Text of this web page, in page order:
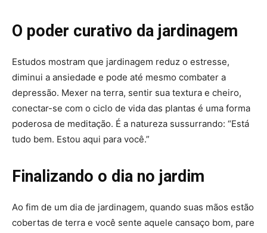
O poder curativo da jardinagem
Estudos mostram que jardinagem reduz o estresse,
diminui a ansiedade e pode até mesmo combater a
depressão. Mexer na terra, sentir sua textura e cheiro,
conectar-se com o ciclo de vida das plantas é uma forma
poderosa de meditação. É a natureza sussurrando: “Está
tudo bem. Estou aqui para você.”
Finalizando o dia no jardim
Ao fim de um dia de jardinagem, quando suas mãos estão
cobertas de terra e você sente aquele cansaço bom, pare